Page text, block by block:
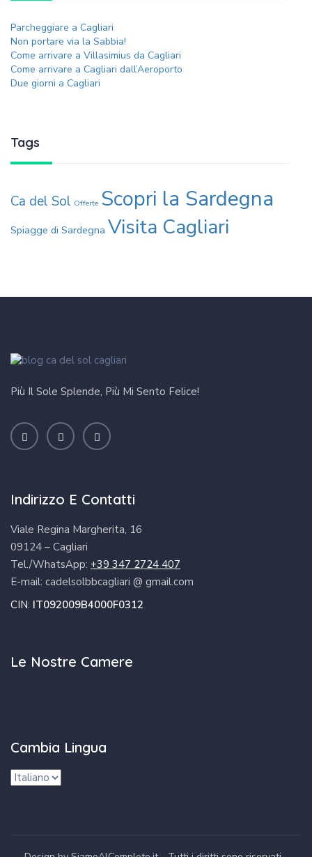
Parcheggiare a Cagliari
Non portare via la Sabbia!
Come arrivare a Villasimius da Cagliari
Come arrivare a Cagliari dall’Aeroporto
Due giorni a Cagliari
Tags
Ca del Sol Offerte Scopri la Sardegna
Spiagge di Sardegna Visita Cagliari
Più Il Sole Splende, Più Mi Sento Felice!
Indirizzo E Contatti
Viale Regina Margherita, 16
09124 – Cagliari
Tel./WhatsApp: +39 347 2724 407
E-mail: cadelsolbbcagliari @ gmail.com
CIN: IT092009B4000F0312
Le Nostre Camere
Cambia Lingua
Cambia
lingua